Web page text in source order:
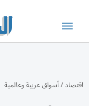
اقتصاد/أسواق عربية وعالمية